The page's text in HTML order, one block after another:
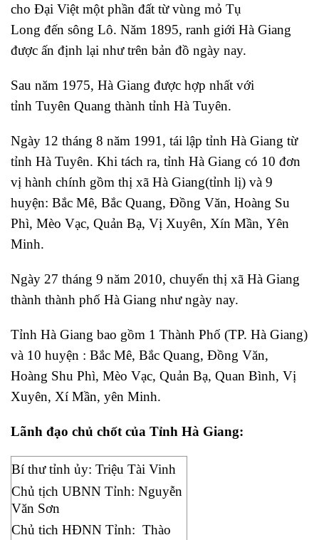
cho Đại Việt một phần đất từ vùng mỏ Tụ
Long đến sông Lô. Năm 1895, ranh giới Hà Giang
được ấn định lại như trên bản đồ ngày nay.
Sau năm 1975, Hà Giang được hợp nhất với
tỉnh Tuyên Quang thành tỉnh Hà Tuyên.
Ngày 12 tháng 8 năm 1991, tái lập tỉnh Hà Giang từ
tỉnh Hà Tuyên. Khi tách ra, tỉnh Hà Giang có 10 đơn
vị hành chính gồm thị xã Hà Giang(tỉnh lị) và 9
huyện: Bắc Mê, Bắc Quang, Đồng Văn, Hoàng Su
Phì, Mèo Vạc, Quản Bạ, Vị Xuyên, Xín Mần, Yên
Minh.
Ngày 27 tháng 9 năm 2010, chuyển thị xã Hà Giang
thành thành phố Hà Giang như ngày nay.
Tỉnh Hà Giang bao gồm 1 Thành Phố (TP. Hà Giang)
và 10 huyện : Bắc Mê, Bắc Quang, Đồng Văn,
Hoàng Shu Phì, Mèo Vạc, Quản Bạ, Quan Bình, Vị
Xuyên, Xí Mần, yên Minh.
Lãnh đạo chủ chốt của Tỉnh Hà Giang:
Bí thư tỉnh ủy: Triệu Tài Vinh
Chủ tịch UBNN Tỉnh: Nguyễn
Văn Sơn
Chủ tich HĐNN Tỉnh: Thào